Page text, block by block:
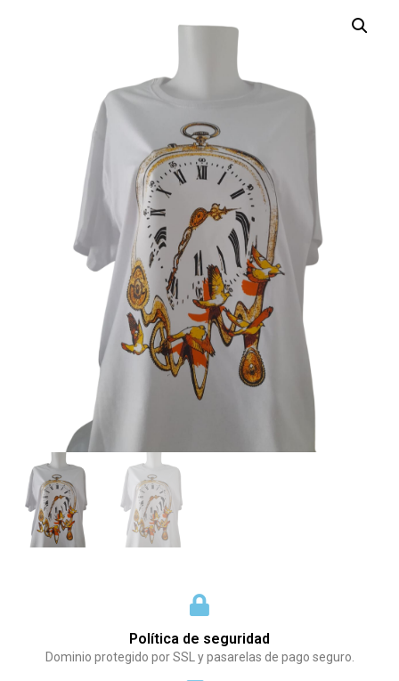
Política de seguridad
Dominio protegido por SSL y pasarelas de pago seguro.